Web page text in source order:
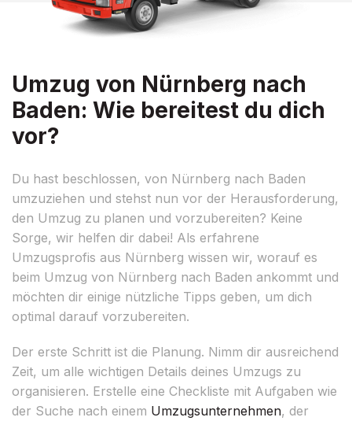
Umzug von Nürnberg nach
Baden: Wie bereitest du dich
vor?
Du hast beschlossen, von Nürnberg nach Baden
umzuziehen und stehst nun vor der Herausforderung,
den Umzug zu planen und vorzubereiten? Keine
Sorge, wir helfen dir dabei! Als erfahrene
Umzugsprofis aus Nürnberg wissen wir, worauf es
beim Umzug von Nürnberg nach Baden ankommt und
möchten dir einige nützliche Tipps geben, um dich
optimal darauf vorzubereiten.
Der erste Schritt ist die Planung. Nimm dir ausreichend
Zeit, um alle wichtigen Details deines Umzugs zu
organisieren. Erstelle eine Checkliste mit Aufgaben wie
der Suche nach einem Umzugsunternehmen, der